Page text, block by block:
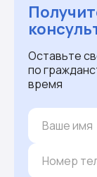
Оставьте
по
время